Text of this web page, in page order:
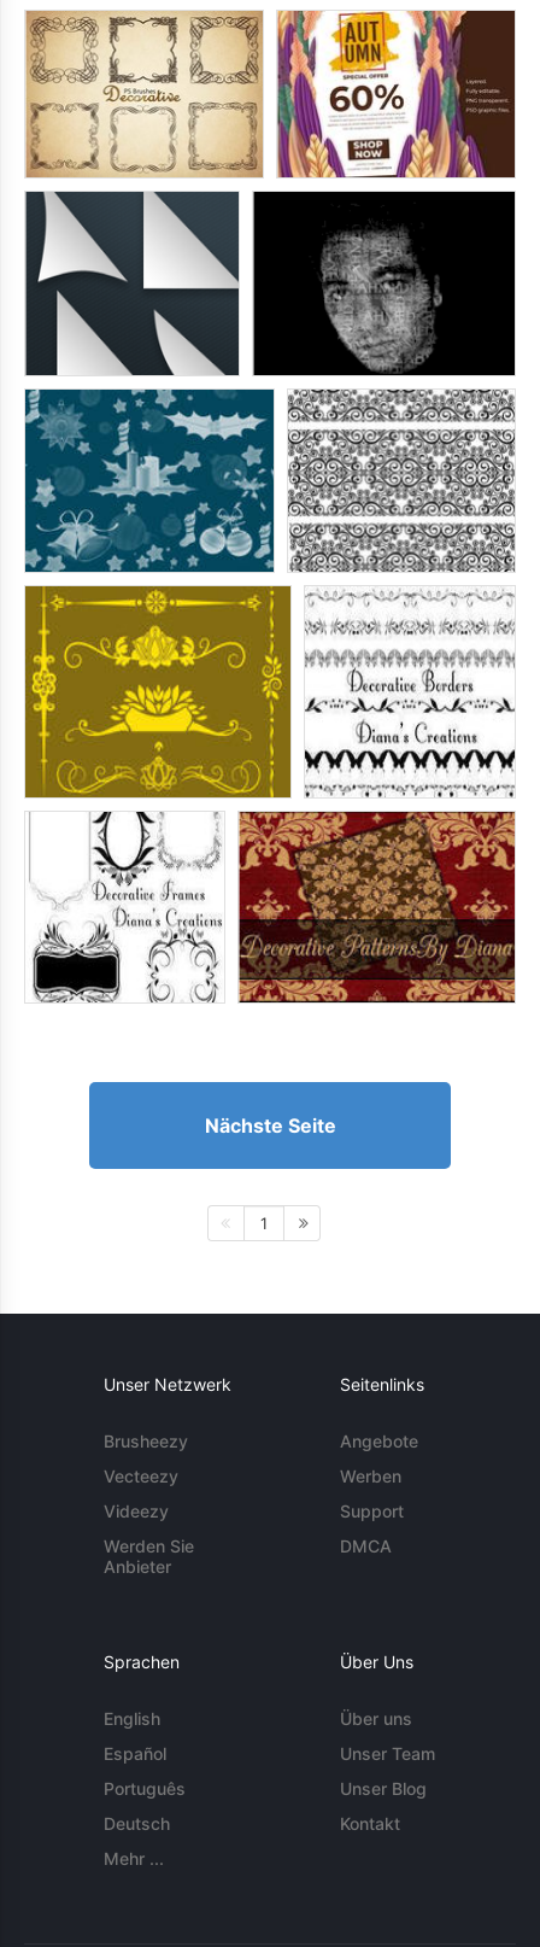
Nächste Seite
1
Unser Netzwerk
Brusheezy
Vecteezy
Videezy
Werden Sie
Anbieter
Seitenlinks
Angebote
Werben
Support
DMCA
Sprachen
English
Español
Português
Deutsch
Mehr ...
Über Uns
Über uns
Unser Team
Unser Blog
Kontakt